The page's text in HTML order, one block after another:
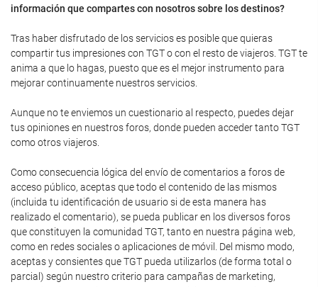
información que compartes con nosotros sobre los destinos?
Tras haber disfrutado de los servicios es posible que quieras
compartir tus impresiones con TGT o con el resto de viajeros. TGT te
anima a que lo hagas, puesto que es el mejor instrumento para
mejorar continuamente nuestros servicios.
Aunque no te enviemos un cuestionario al respecto, puedes dejar
tus opiniones en nuestros foros, donde pueden acceder tanto TGT
como otros viajeros.
Como consecuencia lógica del envío de comentarios a foros de
acceso público, aceptas que todo el contenido de las mismos
(incluida tu identificación de usuario si de esta manera has
realizado el comentario), se pueda publicar en los diversos foros
que constituyen la comunidad TGT, tanto en nuestra página web,
como en redes sociales o aplicaciones de móvil. Del mismo modo,
aceptas y consientes que TGT pueda utilizarlos (de forma total o
parcial) según nuestro criterio para campañas de marketing,